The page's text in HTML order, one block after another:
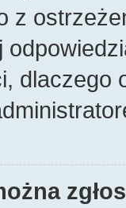
z
dlaczego